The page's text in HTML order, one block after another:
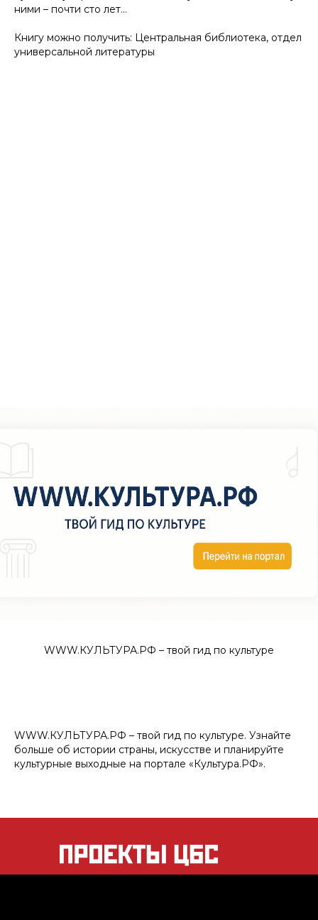
ними – почти сто лет…
Книгу можно получить: Центральная библиотека, отдел
универсальной литературы
WWW.КУЛЬТУРА.РФ – твой гид по культуре
WWW.КУЛЬТУРА.РФ – твой гид по культуре. Узнайте
больше об истории страны, искусстве и планируйте
культурные выходные на портале «Культура.РФ».